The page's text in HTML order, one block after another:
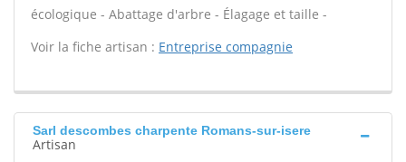
écologique - Abattage d'arbre - Élagage et taille -
Voir la fiche artisan : Entreprise compagnie
Sarl descombes charpente Romans-sur-isere
Artisan